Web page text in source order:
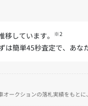
しています。 ※2
簡単45秒査定で、あな
ークションの落札実績をもとに